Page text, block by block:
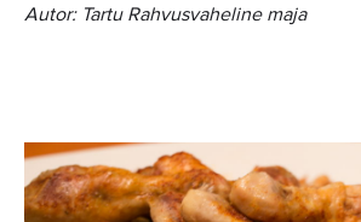
Autor: Tartu Rahvusvaheline maja